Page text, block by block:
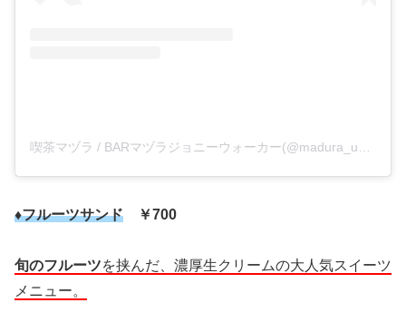
♦フルーツサンド ￥700
旬のフルーツを挟んだ、濃厚生クリームの大人気スイーツ
メニュー。